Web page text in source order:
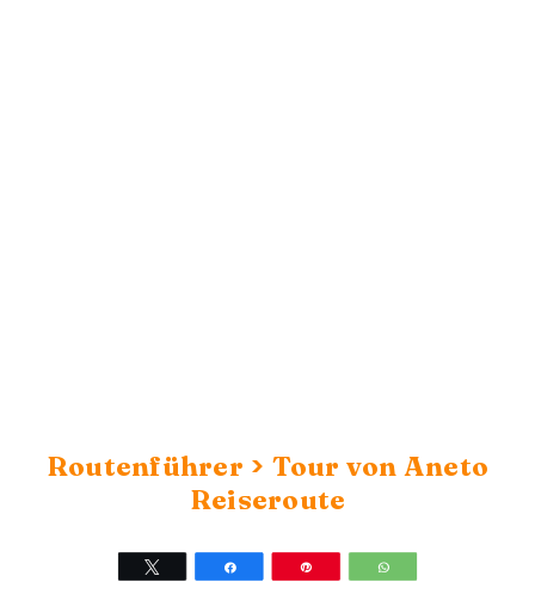
Routenführer > Tour von Aneto
Reiseroute